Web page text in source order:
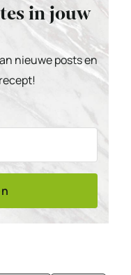
in jouw
nieuwe posts en